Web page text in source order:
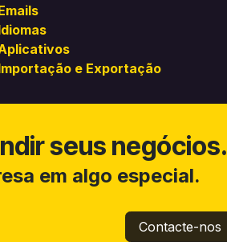
e Exportação
seus negócios.
em algo especial.
Contacte-nos